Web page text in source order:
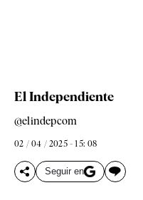
El Independiente
@elindepcom
02 / 04 / 2025 - 15: 08
Seguir en